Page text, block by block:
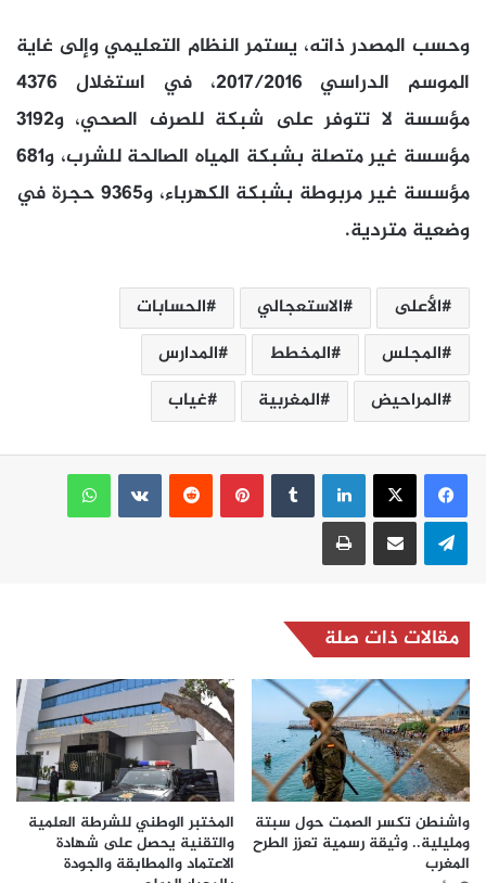
وحسب المصدر ذاته، يستمر النظام التعليمي وإلى غاية
الموسم الدراسي 2017/2016، في استغلال 4376
مؤسسة لا تتوفر على شبكة للصرف الصحي، و3192
مؤسسة غير متصلة بشبكة المياه الصالحة للشرب، و681
مؤسسة غير مربوطة بشبكة الكهرباء، و9365 حجرة في
وضعية متردية.
الأعلى الاستعجالي
الحسابات
المجلس
المخطط
المدارس
المراحيض
المغربية غياب
لينكدإن بينتيريست
واتساب
تيلقرام مشاركة عبر البريد طباعة
مقالات ذات صلة
واشنطن تكسر الصمت حول سبتة
ومليلية.. وثيقة رسمية تعزز الطرح
المغرب
المختبر الوطني للشرطة العلمية
والتقنية يحصل على شهادة
الاعتماد والمطابقة والجودة